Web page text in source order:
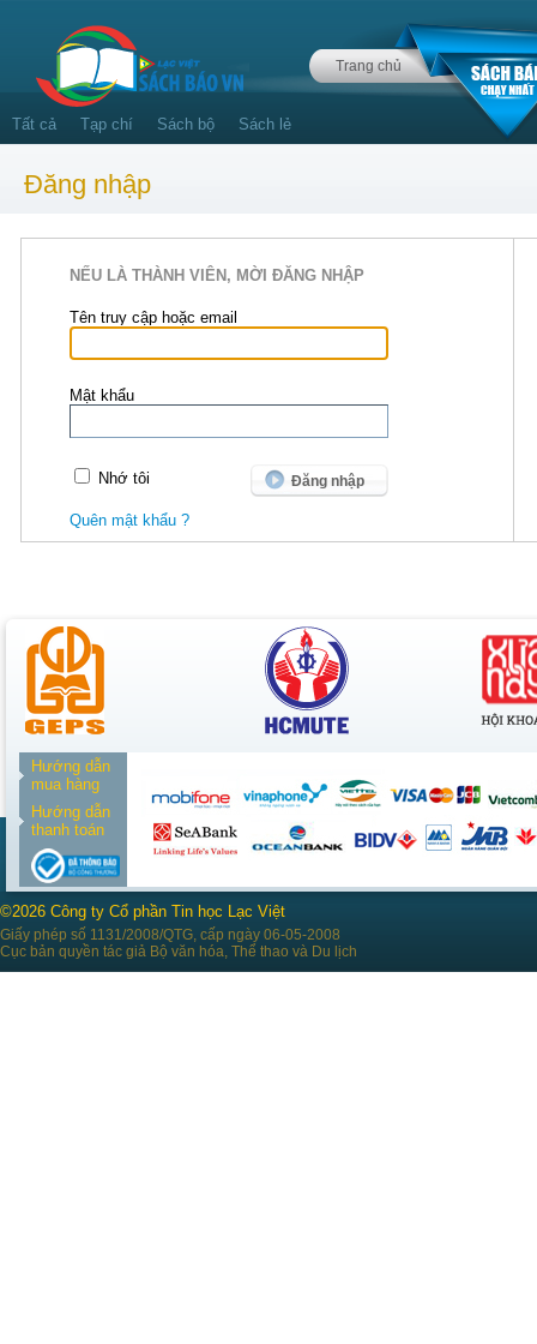
Trang chủ
Tất cả Tạp chí Sách bộ Sách lẻ
Đăng nhập
NẾU LÀ THÀNH VIÊN, MỜI ĐĂNG NHẬP
Tên truy cập hoặc email
Mật khẩu
Nhớ tôi
Quên mật khẩu ?
Hướng dẫn
mua hàng
Hướng dẫn
thanh toán
©2026 Công ty Cổ phần Tin học Lạc Việt
Giấy phép số 1131/2008/QTG, cấp ngày 06-05-2008
Cục bản quyền tác giả Bộ văn hóa, Thể thao và Du lịch